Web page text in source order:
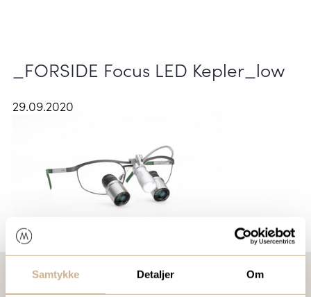
Samtykke Detaljer Om
_FORSIDE Focus LED Kepler_low
29.09.2020